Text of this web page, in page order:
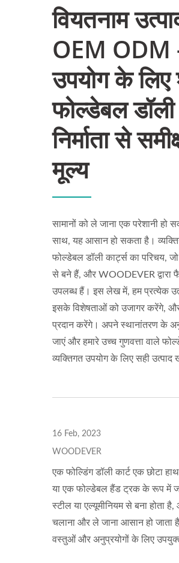
वियतनाम
OEM ODM
उपयोग के लिए
फोल्डेबल डॉली
निर्माता से
मूल्य
सामानों को ले जाना एक परेशानी हो
साथ, यह आसान हो सकता है।
फोल्डेबल डॉली कार्ट्स का परिचय,
से बने हैं, और WOODEVER द्वारा
उपलब्ध हैं। इस लेख में, हम प्रत्येक
इसके विशेषताओं को उजागर करेंगे, और
प्रदान करेंगे। अपने स्थानांतरण के
जाएं और हमारे उच्च गुणवत्ता वाले
व्यक्तिगत उपयोग के लिए सही उत्पाद
16 Feb, 2023
WOODEVER
एक फोल्डिंग डॉली कार्ट एक छोटा
या एक फोल्डेबल हैंड ट्रक के रूप में
स्टील या एल्यूमीनियम से बना होता
चलाना और ले जाना आसान हो जाता
वस्तुओं और अनुप्रयोगों के लिए
हल्का स्टील हैंड ट्रक
KG लोडिंग) - पेशेवर
ट्रक आपूर्तिकर्ता
ट्रक। पेशेवर OEMODM
आपूर्तिकर्ता कस्टमाइज हैंड